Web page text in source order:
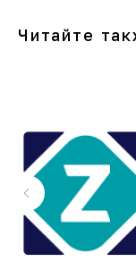
Читайте